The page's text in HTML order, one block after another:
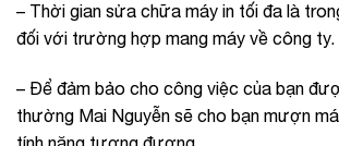
– Thời gian sửa chữa máy in tối đa là
đối với trường hợp mang máy về công ty.
– Để đảm bảo cho công việc của bạn
thường Mai Nguyễn sẽ cho bạn mượn